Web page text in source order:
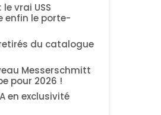
vrai USS
enfin le porte-
du catalogue
Messerschmitt
pour 2026 !
en exclusivité